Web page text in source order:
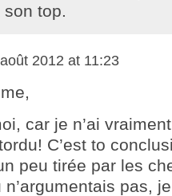
top.
2012 at 11:23
car je n’ai
C’est to
peu tirée par les
pas,